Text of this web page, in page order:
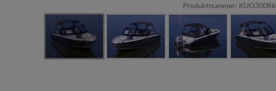
Produktnummer: KUO30086